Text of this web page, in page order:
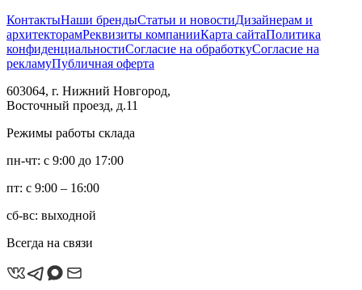
КонтактыНаши брендыСтатьи и новостиДизайнерам и
архитекторамРеквизиты компанииКарта сайтаПолитика
конфиденциальностиСогласие на обработкуСогласие на
рекламуПубличная оферта
603064, г. Нижний Новгород,
Восточный проезд, д.11
Режимы работы склада
пн-чт: с 9:00 до 17:00
пт: с 9:00 – 16:00
сб-вс: выходной
Всегда на связи